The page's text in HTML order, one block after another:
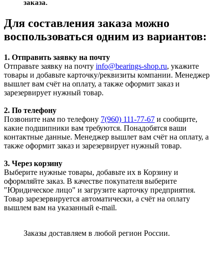
заказа.
Для составления заказа можно
воспользоваться одним из вариантов:
1. Отправить заявку на почту
Отправьте заявку на почту info@bearings-shop.ru, укажите
товары и добавьте карточку/реквизиты компании. Менеджер
вышлет вам счёт на оплату, а также оформит заказ и
зарезервирует нужный товар.
2. По телефону
Позвоните нам по телефону 7(960) 111-77-67 и сообщите,
какие подшипники вам требуются. Понадобятся ваши
контактные данные. Менеджер вышлет вам счёт на оплату, а
также оформит заказ и зарезервирует нужный товар.
3. Через корзину
Выберите нужные товары, добавьте их в Корзину и
оформляйте заказ. В качестве покупателя выберите
"Юридическое лицо" и загрузите карточку предприятия.
Товар зарезервируется автоматически, а счёт на оплату
вышлем вам на указанный e-mail.
Заказы доставляем в любой регион России.